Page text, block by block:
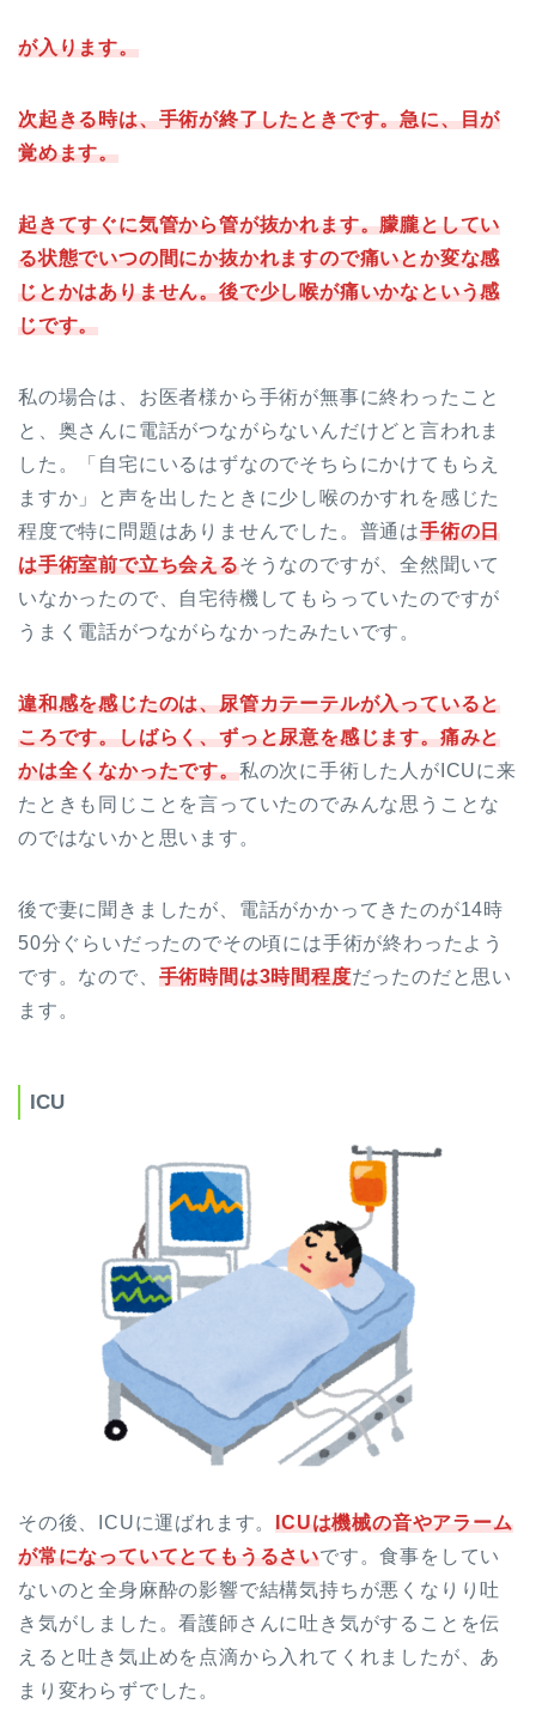
が入ります。
次起きる時は、手術が終了したときです。急に、目が
覚めます。
起きてすぐに気管から管が抜かれます。朦朧としてい
る状態でいつの間にか抜かれますので痛いとか変な感
じとかはありません。後で少し喉が痛いかなという感
じです。
私の場合は、お医者様から手術が無事に終わったこと
と、奥さんに電話がつながらないんだけどと言われま
した。「自宅にいるはずなのでそちらにかけてもらえ
ますか」と声を出したときに少し喉のかすれを感じた
程度で特に問題はありませんでした。普通は手術の日
は手術室前で立ち会えるそうなのですが、全然聞いて
いなかったので、自宅待機してもらっていたのですが
うまく電話がつながらなかったみたいです。
違和感を感じたのは、尿管カテーテルが入っていると
ころです。しばらく、ずっと尿意を感じます。痛みと
かは全くなかったです。私の次に手術した人がICUに来
たときも同じことを言っていたのでみんな思うことな
のではないかと思います。
後で妻に聞きましたが、電話がかかってきたのが14時
50分ぐらいだったのでその頃には手術が終わったよう
です。なので、 手術時間は3時間程度だったのだと思い
ます。
ICU
その後、ICUに運ばれます。ICUは機械の音やアラーム
が常になっていてとてもうるさいです。食事をしてい
ないのと全身麻酔の影響で結構気持ちが悪くなりり吐
き気がしました。看護師さんに吐き気がすることを伝
えると吐き気止めを点滴から入れてくれましたが、あ
まり変わらずでした。